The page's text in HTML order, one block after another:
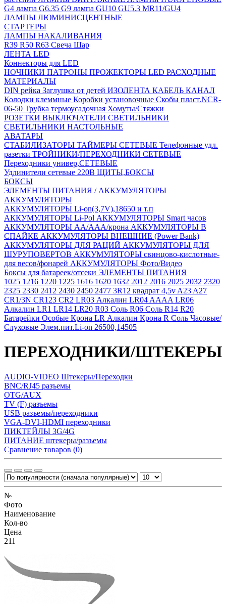
G4 лампа G6.35 G9 лампа GU10 GU5.3 MR11/GU4
ЛАМПЫ ЛЮМИНИСЦЕНТНЫЕ
СТАРТЕРЫ
ЛАМПЫ НАКАЛИВАНИЯ
R39 R50 R63 Свеча Шар
ЛЕНТА LED
Коннекторы для LED
НОЧНИКИ ПАТРОНЫ ПРОЖЕКТОРЫ LED РАСХОДНЫЕ
МАТЕРИАЛЫ
DIN рейка Заглушка от детей ИЗОЛЕНТА КАБЕЛЬ КАНАЛ
Колодки клеммные Коробки установочные Скобы пласт.NCR-
06-50 Трубка термоусадочная Хомуты/Стяжки
РОЗЕТКИ ВЫКЛЮЧАТЕЛИ СВЕТИЛЬНИКИ
СВЕТИЛЬНИКИ НАСТОЛЬНЫЕ
АВАТАРЫ
СТАБИЛИЗАТОРЫ ТАЙМЕРЫ СЕТЕВЫЕ Телефонные удл.
разетки ТРОЙНИКИ/ПЕРЕХОДНИКИ СЕТЕВЫЕ
Переходники универ,СЕТЕВЫЕ
Удлинители сетевые 220В ЩИТЫ,БОКСЫ
БОКСЫ
ЭЛЕМЕНТЫ ПИТАНИЯ / АККУМУЛЯТОРЫ
АККУМУЛЯТОРЫ
АККУМУЛЯТОРЫ Li-on(3,7V),18650 и т.п
АККУМУЛЯТОРЫ Li-Pol АККУМУЛЯТОРЫ Smart часов
АККУМУЛЯТОРЫ АА/ААА/крона АККУМУЛЯТОРЫ В
СПАЙКЕ АККУМУЛЯТОРЫ ВНЕШНИЕ (Power Bank)
АККУМУЛЯТОРЫ ДЛЯ РАЦИЙ АККУМУЛЯТОРЫ ДЛЯ
ШУРУПОВЕРТОВ АККУМУЛЯТОРЫ свинцово-кислотные-
для весов/фонарей АККУМУЛЯТОРЫ Фото/Видео
Боксы для батареек/отсеки ЭЛЕМЕНТЫ ПИТАНИЯ
1025 1216 1220 1225 1616 1620 1632 2012 2016 2025 2032 2320
2325 2330 2412 2430 2450 2477 3R12 квадрат 4,5v A23 A27
CR1/3N CR123 CR2 LR03 Алкалин LR04 AAAA LR06
Алкалин LR1 LR14 LR20 R03 Соль R06 Соль R14 R20
Батарейки Особые Крона LR Алкалин Крона R Соль Часовые/
Слуховые Элем.пит.Li-on 26500,14505
ПЕРЕХОДНИКИ/ШТЕКЕРЫ
AUDIO-VIDEO Штекеры/Переходки
BNC/RJ45 разъемы
OTG/AUX
TV (F) разъемы
USB разъемы/переходники
VGA-DVI-HDMI переходники
ПИКТЕЙЛЫ 3G/4G
ПИТАНИЕ штекеры/разъемы
Сравнение товаров (0)
№
Фото
Наименование
Кол-во
Цена
211